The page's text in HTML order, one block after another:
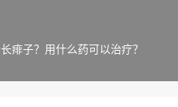
痱子？用什么药可以治疗？